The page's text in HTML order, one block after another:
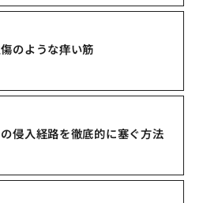
のような痒い筋
侵入経路を徹底的に塞ぐ方法